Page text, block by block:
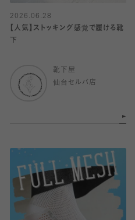
2026.06.28
【人気】ストッキング感覚で履ける靴
下
靴下屋
仙台セルバ店